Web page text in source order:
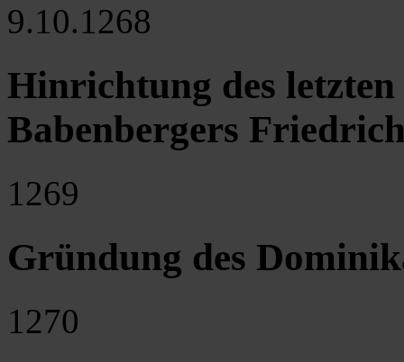
9.10.1268
Hinrichtung des
Babenbergers
1269
Gründung des
1270